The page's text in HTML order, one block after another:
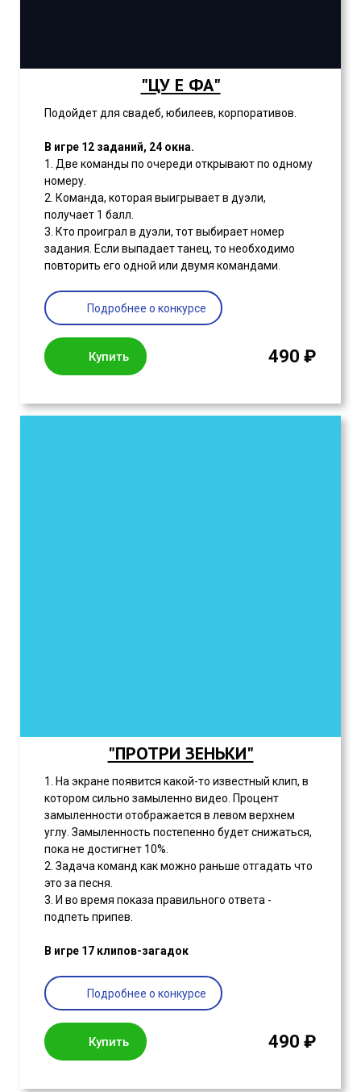
"ЦУ Е ФА"
Подойдет для свадеб, юбилеев, корпоративов.
В игре 12 заданий, 24 окна.
1. Две команды по очереди открывают по одному
номеру.
2. Команда, которая выигрывает в дуэли,
получает 1 балл.
3. Кто проиграл в дуэли, тот выбирает номер
задания. Если выпадает танец, то необходимо
повторить его одной или двумя командами.
Подробнее о конкурсе
Купить 490 ₽
"ПРОТРИ ЗЕНЬКИ"
1. На экране появится какой-то известный клип, в
котором сильно замыленно видео. Процент
замыленности отображается в левом верхнем
углу. Замыленность постепенно будет снижаться,
пока не достигнет 10%.
2. Задача команд как можно раньше отгадать что
это за песня.
3. И во время показа правильного ответа -
подпеть припев.
В игре 17 клипов-загадок
Подробнее о конкурсе
Купить 490 ₽